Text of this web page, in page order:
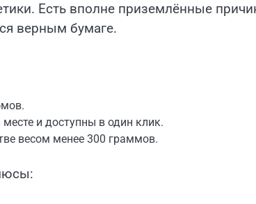
Есть вполне приземлённые
верным бумаге.
и доступны в один клик.
весом менее 300 граммов.